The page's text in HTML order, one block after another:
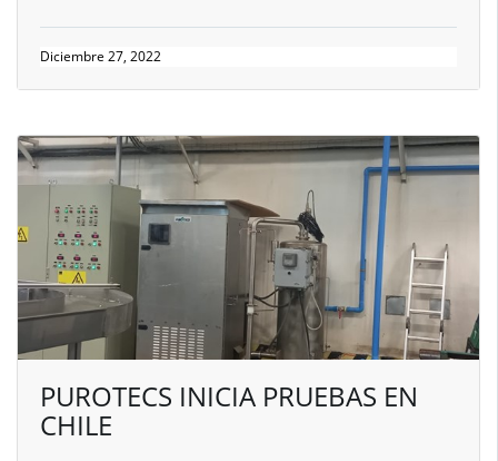
Diciembre 27, 2022
PUROTECS INICIA PRUEBAS EN
CHILE